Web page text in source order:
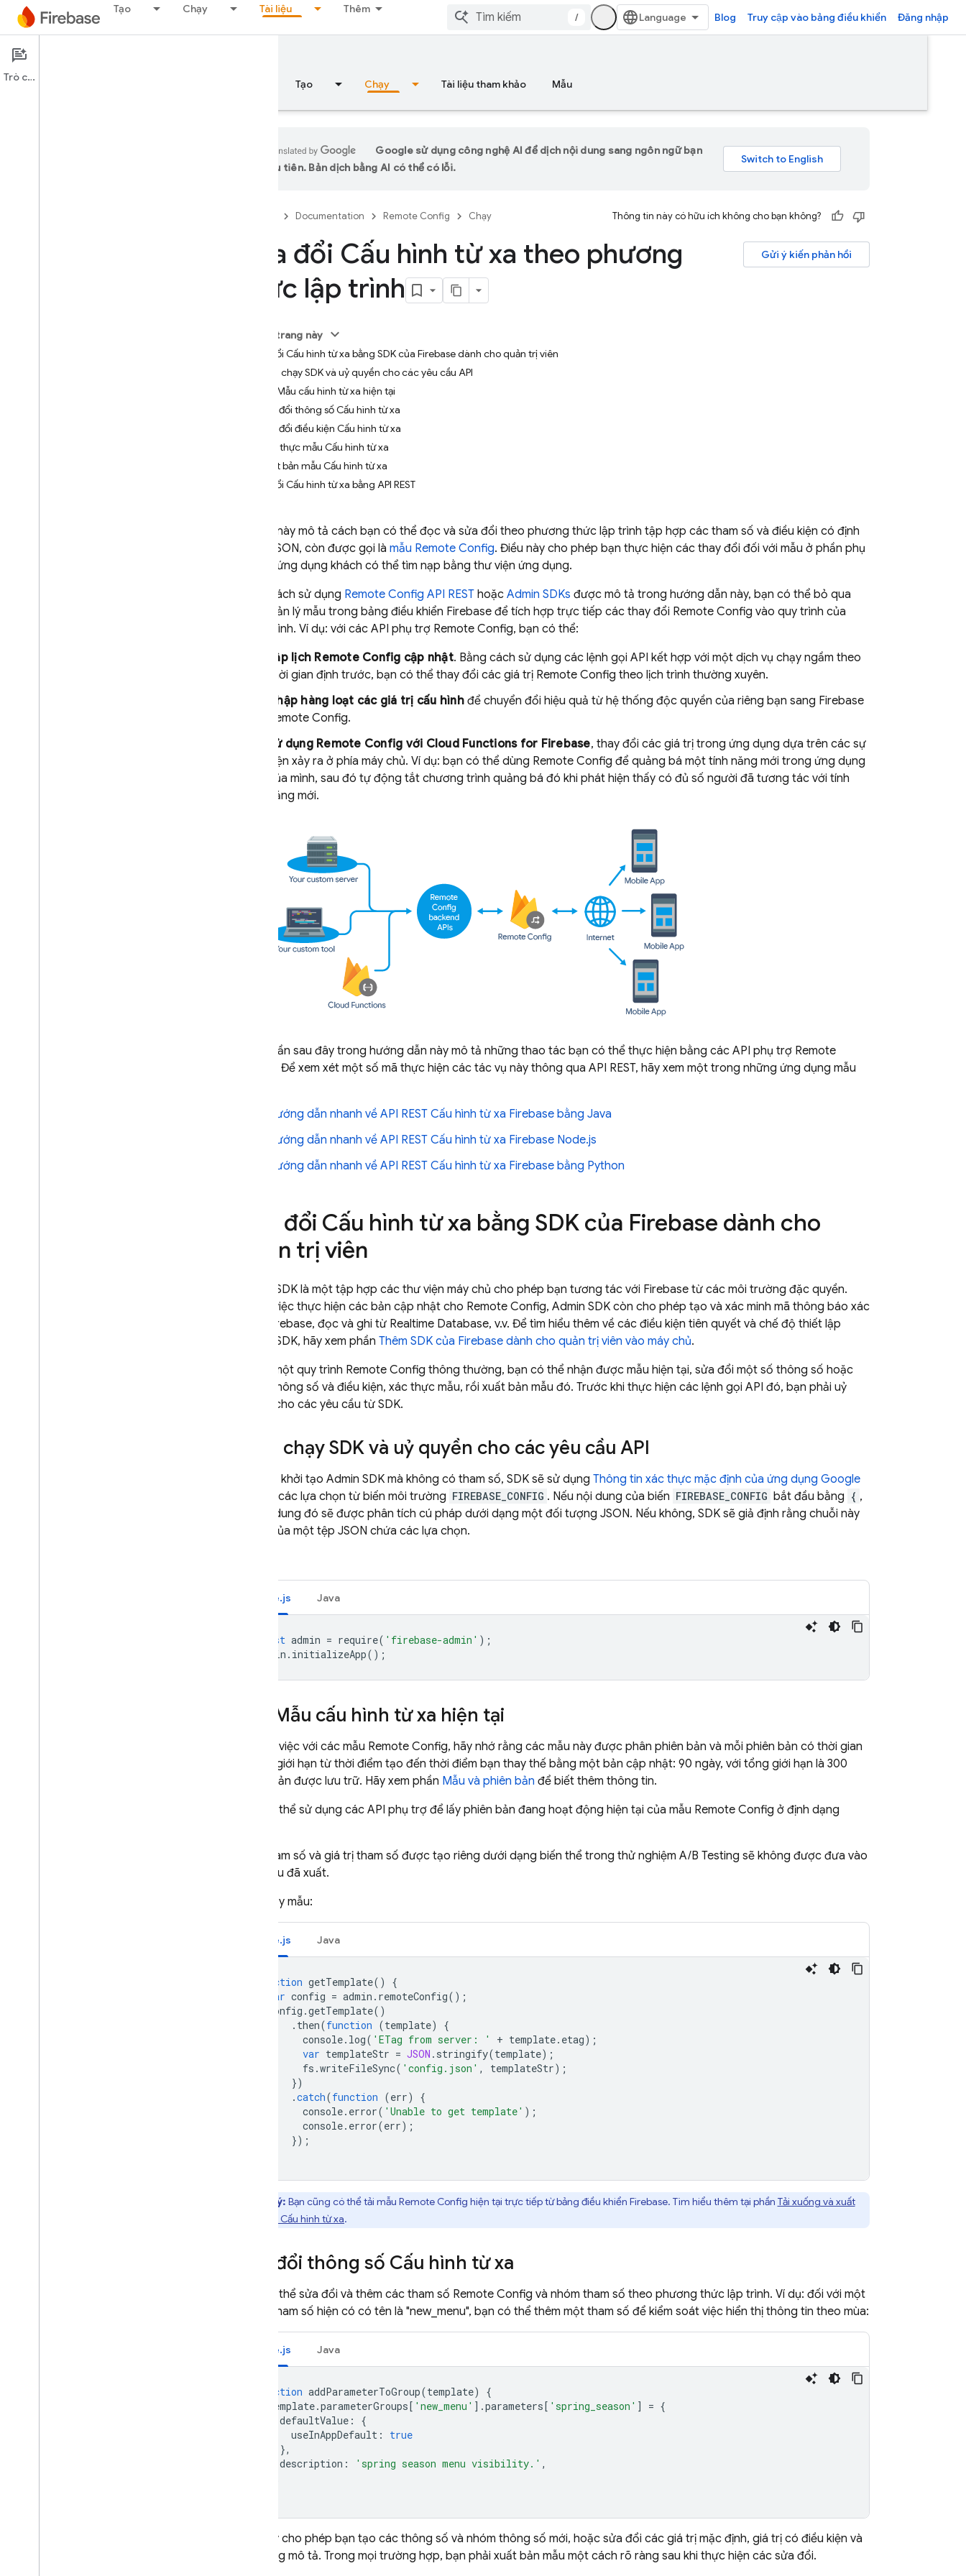
Tạo Chạy Tài liệu Thêm
/ Blog Truy cập vào bảng điều khiển Đăng nhập
Documentation
Tổng quan Tạo Chạy Tài liệu tham khảo Mẫu
Google sử dụng công nghệ AI để dịch nội dung sang ngôn ngữ bạn
ưu tiên. Bản dịch bằng AI có thể có lỗi.
Documentation Remote Config Chạy Thông tin này có hữu ích không cho bạn không?
Gửi ý kiến phản hồi
Sửa đổi Cấu hình từ xa theo phương
thức lập trình
Trên trang này
Sửa đổi Cấu hình từ xa bằng SDK của Firebase dành cho quản trị viên
Khởi chạy SDK và uỷ quyền cho các yêu cầu API
Lấy Mẫu cấu hình từ xa hiện tại
Sửa đổi thông số Cấu hình từ xa
Sửa đổi điều kiện Cấu hình từ xa
Xác thực mẫu Cấu hình từ xa
Xuất bản mẫu Cấu hình từ xa
Sửa đổi Cấu hình từ xa bằng API REST
Tài liệu này mô tả cách bạn có thể đọc và sửa đổi theo phương thức lập trình tập hợp các tham số và điều kiện có định
dạng JSON, còn được gọi là mẫu Remote Config. Điều này cho phép bạn thực hiện các thay đổi đối với mẫu ở phần phụ
trợ mà ứng dụng khách có thể tìm nạp bằng thư viện ứng dụng.
Bằng cách sử dụng Remote Config API REST hoặc Admin SDKs được mô tả trong hướng dẫn này, bạn có thể bỏ qua
việc quản lý mẫu trong bảng điều khiển Firebase để tích hợp trực tiếp các thay đổi Remote Config vào quy trình của
riêng mình. Ví dụ: với các API phụ trợ Remote Config, bạn có thể:
Lập lịch Remote Config cập nhật. Bằng cách sử dụng các lệnh gọi API kết hợp với một dịch vụ chạy ngầm theo
thời gian định trước, bạn có thể thay đổi các giá trị Remote Config theo lịch trình thường xuyên.
Nhập hàng loạt các giá trị cấu hìnhđể chuyển đổi hiệu quả từ hệ thống độc quyền của riêng bạn sang Firebase
Remote Config.
Sử dụng Remote Config với Cloud Functions for Firebase, thay đổi các giá trị trong ứng dụng dựa trên các sự
kiện xảy ra ở phía máy chủ. Ví dụ: bạn có thể dùng Remote Config để quảng bá một tính năng mới trong ứng dụng
của mình, sau đó tự động tắt chương trình quảng bá đó khi phát hiện thấy có đủ số người đã tương tác với tính
năng mới.
Các phần sau đây trong hướng dẫn này mô tả những thao tác bạn có thể thực hiện bằng các API phụ trợ Remote
. Để xem xét một số mã thực hiện các tác vụ này thông qua API REST, hãy xem một trong những ứng dụng mẫu
Hướng dẫn nhanh về API REST Cấu hình từ xa Firebase bằng Java
Hướng dẫn nhanh về API REST Cấu hình từ xa Firebase Node.js
Hướng dẫn nhanh về API REST Cấu hình từ xa Firebase bằng Python
Sửa đổi Cấu hình từ xa bằng SDK của Firebase dành cho
quản trị viên
Admin SDK là một tập hợp các thư viện máy chủ cho phép bạn tương tác với Firebase từ các môi trường đặc quyền.
Ngoài việc thực hiện các bản cập nhật cho Remote Config, Admin SDK còn cho phép tạo và xác minh mã thông báo xác
thực Firebase, đọc và ghi từ Realtime Database, v.v. Để tìm hiểu thêm về các điều kiện tiên quyết và chế độ thiết lập
Admin SDK, hãy xem phần Thêm SDK của Firebase dành cho quản trị viên vào máy chủ.
Trong một quy trình Remote Config thông thường, bạn có thể nhận được mẫu hiện tại, sửa đổi một số thông số hoặc
nhóm thông số và điều kiện, xác thực mẫu, rồi xuất bản mẫu đó. Trước khi thực hiện các lệnh gọi API đó, bạn phải uỷ
quyền cho các yêu cầu từ SDK.
Khởi chạy SDK và uỷ quyền cho các yêu cầu API
Khi bạn khởi tạo Admin SDK mà không có tham số, SDK sẽ sử dụng Thông tin xác thực mặc định của ứng dụng Google
và đọc các lựa chọn từ biến môi trường FIREBASE_CONFIG . Nếu nội dung của biến FIREBASE_CONFIG bắt đầu bằng { ,
thì nội dung đó sẽ được phân tích cú pháp dưới dạng một đối tượng JSON. Nếu không, SDK sẽ giả định rằng chuỗi này
là tên của một tệp JSON chứa các lựa chọn.
Node.js Java
const admin = require( 'firebase-admin' );
admin . initializeApp();
Lấy Mẫu cấu hình từ xa hiện tại
Khi làm việc với các mẫu Remote Config, hãy nhớ rằng các mẫu này được phân phiên bản và mỗi phiên bản có thời gian
tồn tại giới hạn từ thời điểm tạo đến thời điểm bạn thay thế bằng một bản cập nhật: 90 ngày, với tổng giới hạn là 300
phiên bản được lưu trữ. Hãy xem phần Mẫu và phiên bản để biết thêm thông tin.
Bạn có thể sử dụng các API phụ trợ để lấy phiên bản đang hoạt động hiện tại của mẫu Remote Config ở định dạng
Các tham số và giá trị tham số được tạo riêng dưới dạng biến thể trong thử nghiệm A/B Testing sẽ không được đưa vào
các mẫu đã xuất.
Cách lấy mẫu:
Node.js Java
function getTemplate()
{
var config = admin . remoteConfig();
config .getTemplate()
. then(function (template)
{
console. log( 'ETag from server: ' + template. etag);
var templateStr = JSON . stringify(template);
fs .writeFileSync( 'config.json' , templateStr);
})
.catch(function (err)
{
console. error( 'Unable to get template' );
console. error(err);
});
Lưu ý: Bạn cũng có thể tải mẫu Remote Config hiện tại trực tiếp từ bảng điều khiển Firebase. Tìm hiểu thêm tại phần Tải xuống và xuất
bản mẫu Cấu hình từ xa.
Sửa đổi thông số Cấu hình từ xa
Bạn có thể sửa đổi và thêm các tham số Remote Config và nhóm tham số theo phương thức lập trình. Ví dụ: đối với một
nhóm tham số hiện có có tên là "new_menu", bạn có thể thêm một tham số để kiểm soát việc hiển thị thông tin theo mùa:
Node.js Java
function addParameterToGroup(template)
{
template.parameterGroups[ 'new_menu' ].parameters[ 'spring_season' ] = {
defaultValue :
{
useInAppDefault :
true
},
description : 'spring season menu visibility.' ,
API này cho phép bạn tạo các thông số và nhóm thông số mới, hoặc sửa đổi các giá trị mặc định, giá trị có điều kiện và
nội dung mô tả. Trong mọi trường hợp, bạn phải xuất bản mẫu một cách rõ ràng sau khi thực hiện các sửa đổi.
Trò chuyện